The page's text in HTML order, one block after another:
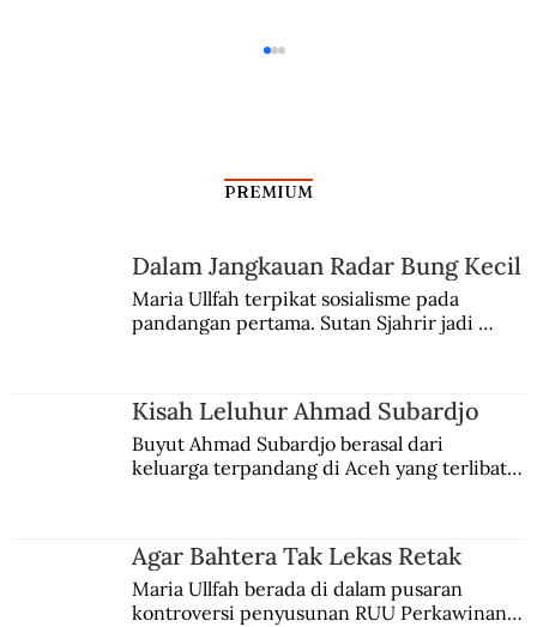
PREMIUM
Dalam Jangkauan Radar Bung Kecil
Maria Ullfah terpikat sosialisme pada
pandangan pertama. Sutan Sjahrir jadi
Kisah Leluhur Ahmad Subardjo
Buyut Ahmad Subardjo berasal dari
keluarga terpandang di Aceh yang terlibat
Agar Bahtera Tak Lekas Retak
Maria Ullfah berada di dalam pusaran
kontroversi penyusunan RUU Perkawinan.